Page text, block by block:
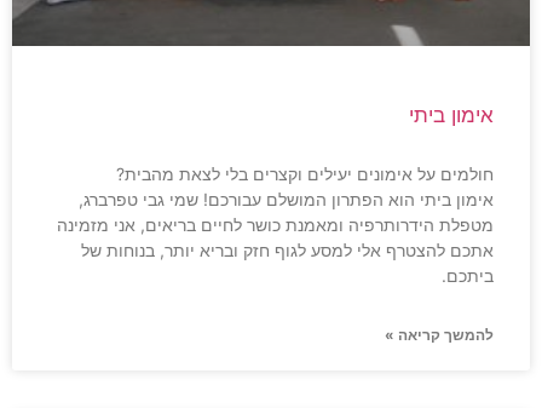
אימון ביתי
חולמים על אימונים יעילים וקצרים בלי לצאת מהבית?
אימון ביתי הוא הפתרון המושלם עבורכם! שמי גבי טפרברג,
מטפלת הידרותרפיה ומאמנת כושר לחיים בריאים, אני מזמינה
אתכם להצטרף אלי למסע לגוף חזק ובריא יותר, בנוחות של
ביתכם.
להמשך קריאה »